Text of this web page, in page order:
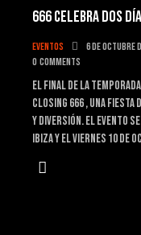
666 CELEBRA DOS
Eventos 6 de octubre
0 Comments
El final de la
Closing 666 , una fiesta
y diversión. El evento
Ibiza y el viernes 10 de